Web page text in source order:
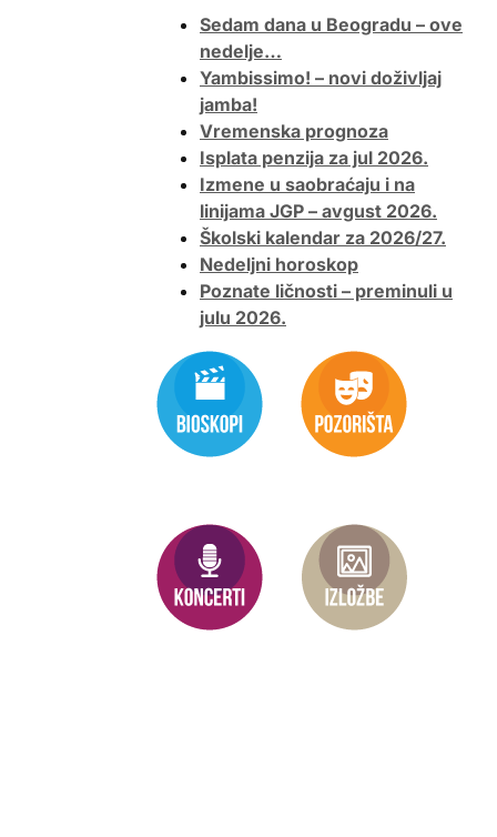
Sedam dana u Beogradu – ove
nedelje…
Yambissimo! – novi doživljaj
jamba!
Vremenska prognoza
Isplata penzija za jul 2026.
Izmene u saobraćaju i na
linijama JGP – avgust 2026.
Školski kalendar za 2026/27.
Nedeljni horoskop
Poznate ličnosti – preminuli u
julu 2026.